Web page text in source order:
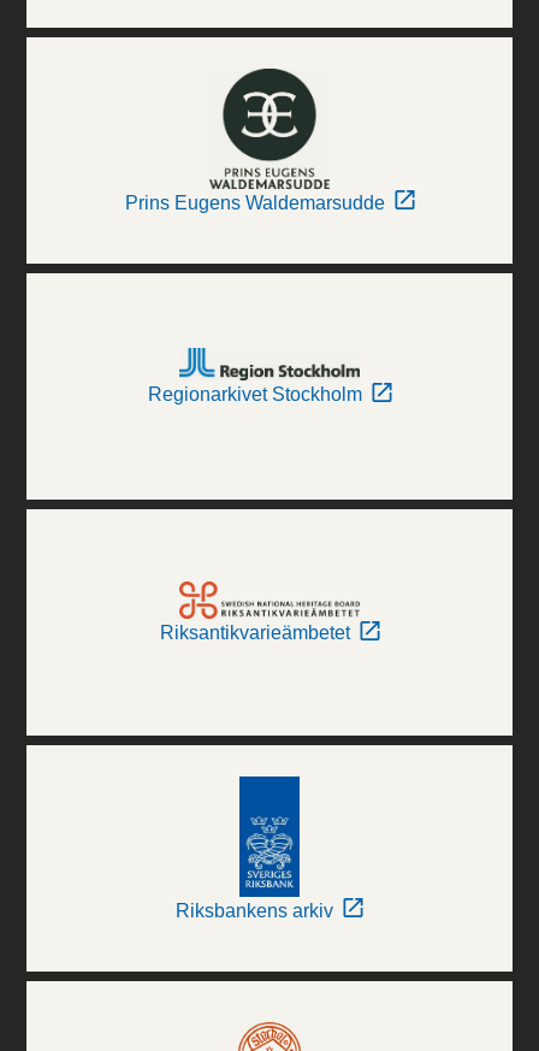
Prins Eugens Waldemarsudde
Regionarkivet Stockholm
Riksantikvarieämbetet
Riksbankens arkiv